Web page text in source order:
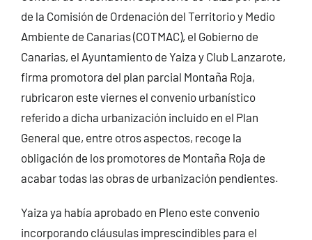
de la Comisión de Ordenación del Territorio y Medio
Ambiente de Canarias (COTMAC), el Gobierno de
Canarias, el Ayuntamiento de Yaiza y Club Lanzarote,
firma promotora del plan parcial Montaña Roja,
rubricaron este viernes el convenio urbanístico
referido a dicha urbanización incluido en el Plan
General que, entre otros aspectos, recoge la
obligación de los promotores de Montaña Roja de
acabar todas las obras de urbanización pendientes.
Yaiza ya había aprobado en Pleno este convenio
incorporando cláusulas imprescindibles para el